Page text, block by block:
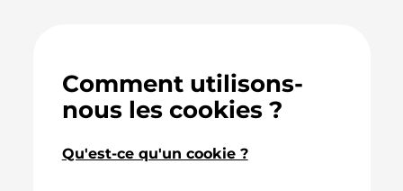
Comment utilisons-
nous les cookies ?
Qu'est-ce qu'un cookie ?